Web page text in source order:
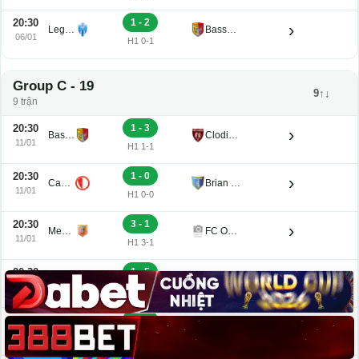
20:30
06/01
Legnago Salus
1 - 2
H1 0-1
Bassano Virtus ›
Group C - 19
9 trận
9↑↓
20:30
11/01
Bassano Virtus
1 - 3
H1 1-1
Clodiense ›
20:30
11/01
Campodarsego
1 - 0
H1 0-0
Brian Lignano ›
20:30
11/01
Mestre
3 - 1
H1 3-1
FC Obermais ›
20:30
11/01
Adriese
1 - 5
H1 1-5
Legnago Salus ›
20:30
11/01
Este
1 - 0
H1 0-0